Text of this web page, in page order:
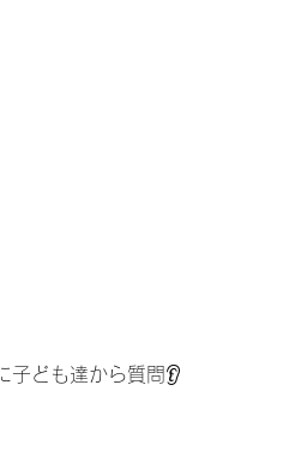
子ども達から質問👂